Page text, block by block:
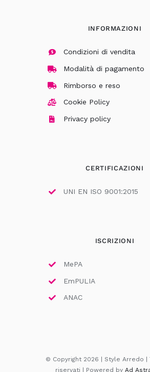
INFORMAZIONI
Condizioni di vendita
Modalità di pagamento
Rimborso e reso
Cookie Policy
Privacy policy
CERTIFICAZIONI
UNI EN ISO 9001:2015
ISCRIZIONI
MePA
EmPULIA
ANAC
© Copyright 2026 | Style Arredo |
riservati | Powered by Ad